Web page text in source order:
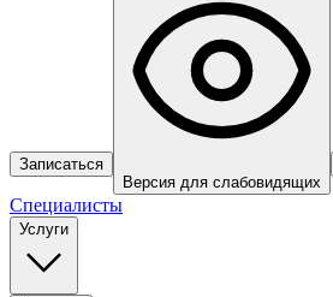
Записаться
Версия для слабовидящих
Специалисты
Услуги